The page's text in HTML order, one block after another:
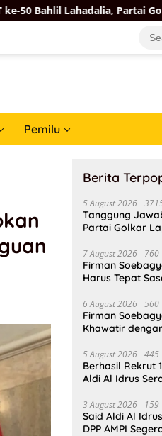
Partai Golkar Kota
Pemilu
Berita
5 August 2026
Tanggung
Partai Golkar
7 August 2026 760
Firman
Harus Tepat
6 August 2026 560
Firman
Khawatir
5 August 2026 445
Berhasil Rekrut
Aldi Al Idrus
3 August 2026 159
Said Aldi Al
DPP AMPI